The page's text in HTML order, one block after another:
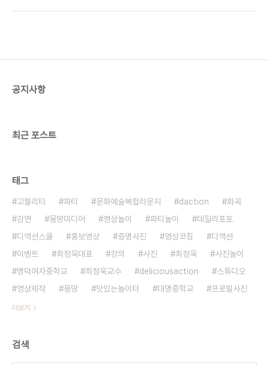
공지사항
최근 포스트
태그
고퀄리티 파티 문화예술복합라운지 daction
화곡
강연
몽땅미디어 영상놀이 파티놀이
데일리포토
디액션스쿨
홍보영상 증명사진 영상코칭
디액션
이벤트
최정욱대표 강의 사진 최정욱
사진놀이
명덕여자중학교
최정욱교수 deliciousaction
스튜디오
영상제작
몽땅 맛있는놀이터 대명중학교 프로필사진
더보기
검색